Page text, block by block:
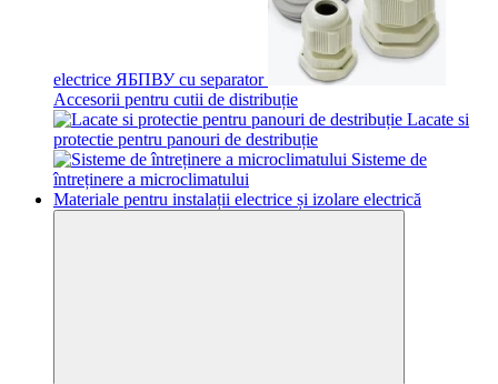
electrice ЯБПВУ cu separator
Accesorii pentru cutii de distribuție
Lacate si
protectie pentru panouri de destribuție
Sisteme de
întreținere a microclimatului
Materiale pentru instalații electrice și izolare electrică